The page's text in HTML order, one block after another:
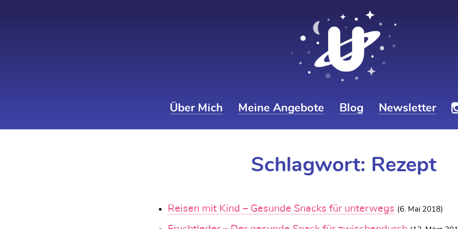
Über Mich Meine Angebote Blog Newsletter
Schlagwort: Rezept
Reisen mit Kind – Gesunde Snacks für unterwegs (6. Mai 2018)